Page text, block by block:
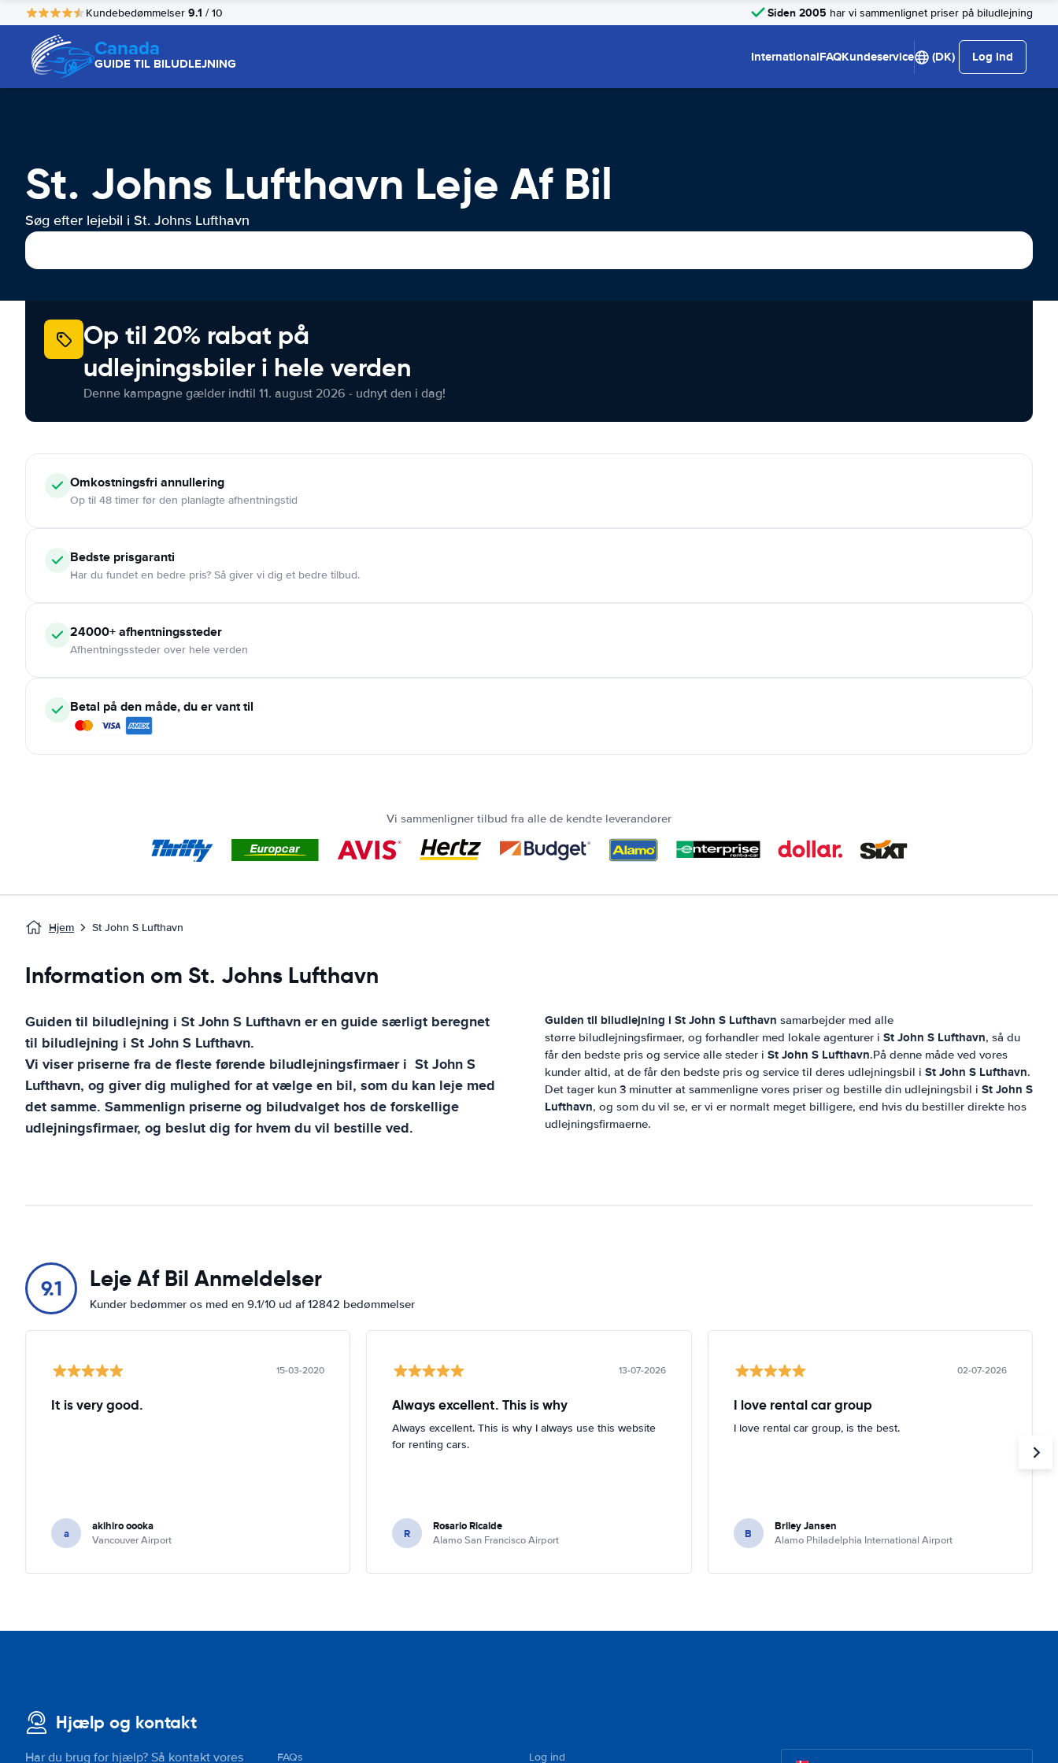
Kundebedømmelser 9.1 / 10 Siden 2005 har vi sammenlignet priser på biludlejning
Canada
GUIDE TIL BILUDLEJNING InternationalFAQKundeservice (DK) Log ind
St. Johns Lufthavn Leje Af Bil
Søg efter lejebil i St. Johns Lufthavn
Op til 20% rabat på
udlejningsbiler i hele verden
Denne kampagne gælder indtil 11. august 2026 - udnyt den i dag!
Omkostningsfri annullering
Op til 48 timer før den planlagte afhentningstid
Bedste prisgaranti
Har du fundet en bedre pris? Så giver vi dig et bedre tilbud.
24000+afhentningssteder
Afhentningssteder over hele verden
Betal på den måde, du er vant til
Vi sammenligner tilbud fra alle de kendte leverandører
Hjem St John S Lufthavn
Information om St. Johns Lufthavn
Guiden til biludlejning i St John S Lufthavner en guide særligt beregnet
til biludlejning i St John S Lufthavn.
Vi viser priserne fra de fleste førende biludlejningsfirmaer i St John S
Lufthavn, og giver dig mulighed for at vælge en bil, som du kan leje med
det samme. Sammenlign priserne og biludvalget hos de forskellige
udlejningsfirmaer, og beslut dig for hvem du vil bestille ved.
Guiden til biludlejning i St John S Lufthavn samarbejder med alle
større biludlejningsfirmaer, og forhandler med lokale agenturer i St John S Lufthavn, så du
får den bedste pris og service alle steder i St John S Lufthavn.På denne måde ved vores
kunder altid, at de får den bedste pris og service til deres udlejningsbil i St John S Lufthavn.
Det tager kun 3 minutter at sammenligne vores priser og bestille din udlejningsbil i St John S
Lufthavn, og som du vil se, er vi er normalt meget billigere, end hvis du bestiller direkte hos
udlejningsfirmaerne.
9.1 Leje Af Bil Anmeldelser
Kunder bedømmer os med en 9.1/10 ud af 12842 bedømmelser
15-03-2020
It is very good.
a akihiro oooka
Vancouver Airport
13-07-2026
Always excellent. This is why
Always excellent. This is why I always use this website
for renting cars.
R Rosario Ricalde
Alamo San Francisco Airport
02-07-2026
I love rental car group
I love rental car group, is the best.
B Briley Jansen
Alamo Philadelphia International Airport
Hjælp og kontakt
Har du brug for hjælp? Så kontakt vores FAQs Log ind